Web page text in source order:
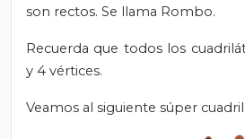
son rectos. Se llama Rombo.
Recuerda que todos los
y 4 vértices.
Veamos al siguiente súper